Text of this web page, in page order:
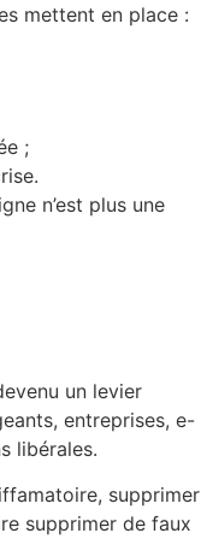
mettent en place :
;
n’est plus une
un levier
entreprises, e-
libérales.
supprimer
supprimer de faux